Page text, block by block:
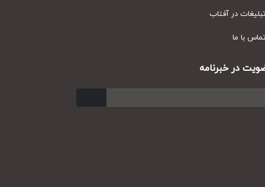
در آفتاب
با ما
در خبرنامه